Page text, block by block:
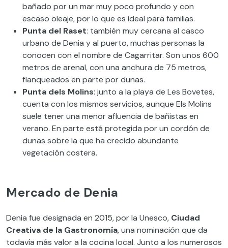
bañado por un mar muy poco profundo y con
escaso oleaje, por lo que es ideal para familias.
Punta del Raset: también muy cercana al casco
urbano de Denia y al puerto, muchas personas la
conocen con el nombre de Cagarritar. Son unos 600
metros de arenal, con una anchura de 75 metros,
flanqueados en parte por dunas.
Punta dels Molins: junto a la playa de Les Bovetes,
cuenta con los mismos servicios, aunque Els Molins
suele tener una menor afluencia de bañistas en
verano. En parte está protegida por un cordón de
dunas sobre la que ha crecido abundante
vegetación costera.
Mercado de Denia
Denia fue designada en 2015, por la Unesco, Ciudad
Creativa de la Gastronomía, una nominación que da
todavía más valor a la cocina local. Junto a los numerosos